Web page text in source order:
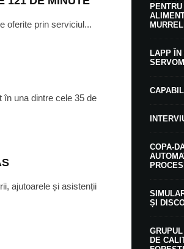
oferite prin serviciul...
EATON
în una dintre cele 35 de
ajutoarele și asistenții
LAPP ÎN
COPA-
ȘI
DE